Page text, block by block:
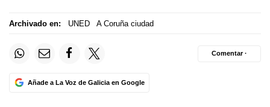
Archivado en: UNED A Coruña ciudad
Añade a La Voz de Galicia en Google
Comentar ·